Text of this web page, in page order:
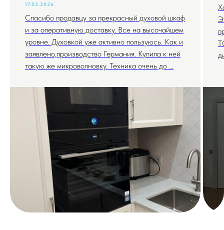
17.02.2026
Спасибо продавцу за прекрасный духовой шкаф
и за оперативную доставку. Все на высочайшем
уровне. Духовкой уже активно пользуюсь. Как и
заявлено,производство Германия. Купила к ней
такую же микроволновку. Техника очень до ...